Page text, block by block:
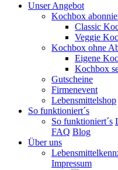
Unser Angebot
Kochbox
Classic
Veggie
Kochbox ohne
Eigene
Kochbox
Gutscheine
Firmenevent
Lebensmittelshop
So funktioniert´s
So funktioniert´s
FAQ Blog
Über uns
Impressum